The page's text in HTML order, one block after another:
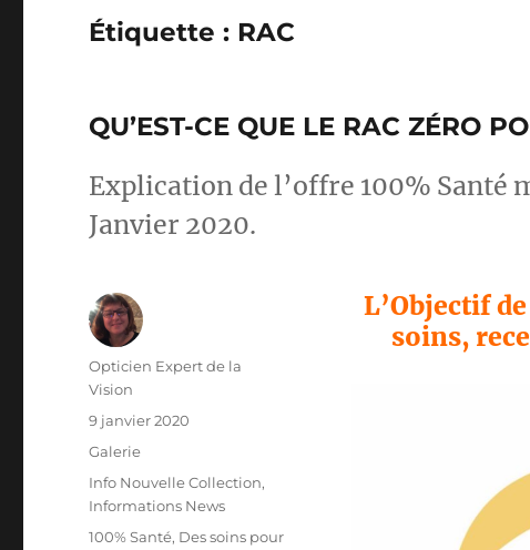
Étiquette : RAC
QU’EST-CE QUE LE RAC ZÉRO
Explication de l’offre 100% Santé
Janvier 2020.
L’Objectif
soins,
Auteur
Opticien Expert de la
Vision
Publié
le
9 janvier 2020
Format
Galerie
Catégories
Info Nouvelle Collection,
Informations News
Étiquettes
100% Santé, Des soins pour